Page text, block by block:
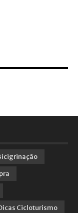
Cicloturismo